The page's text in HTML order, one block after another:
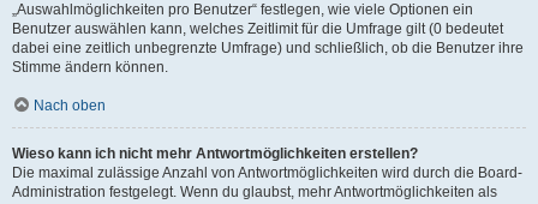
„Auswahlmöglichkeiten pro Benutzer“ festlegen, wie viele Optionen ein
Benutzer auswählen kann, welches Zeitlimit für die Umfrage gilt (0 bedeutet
dabei eine zeitlich unbegrenzte Umfrage) und schließlich, ob die Benutzer ihre
Stimme ändern können.
Nach oben
Wieso kann ich nicht mehr Antwortmöglichkeiten erstellen?
Die maximal zulässige Anzahl von Antwortmöglichkeiten wird durch die Board-
Administration festgelegt. Wenn du glaubst, mehr Antwortmöglichkeiten als